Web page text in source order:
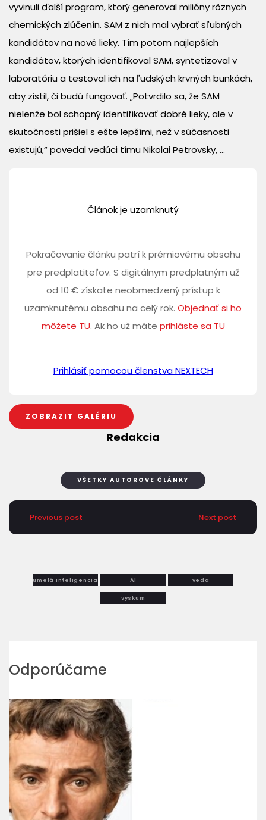
vyvinuli ďalší program, ktorý generoval milióny rôznych
chemických zlúčenín. SAM z nich mal vybrať sľubných
kandidátov na nové lieky. Tím potom najlepších
kandidátov, ktorých identifikoval SAM, syntetizoval v
laboratóriu a testoval ich na ľudských krvných bunkách,
aby zistil, či budú fungovať. „Potvrdilo sa, že SAM
nielenže bol schopný identifikovať dobré lieky, ale v
skutočnosti prišiel s ešte lepšími, než v súčasnosti
existujú,“ povedal vedúci tímu Nikolai Petrovsky, ...
Článok je uzamknutý
Pokračovanie článku patrí k prémiovému obsahu
pre predplatiteľov. S digitálnym predplatným už
od 10 € získate neobmedzený prístup k
uzamknutému obsahu na celý rok. Objednať si ho
môžete TU. Ak ho už máte prihláste sa TU
Prihlásiť pomocou členstva NEXTECH
ZOBRAZIT GALÉRIU
Redakcia
VŠETKY AUTOROVE ČLÁNKY
Previous post Next post
umelá inteligencia AI veda
vyskum
Odporúčame